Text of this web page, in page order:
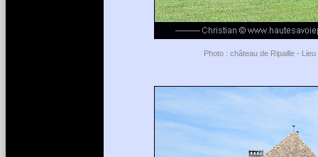
Photo : château de Ripaille -